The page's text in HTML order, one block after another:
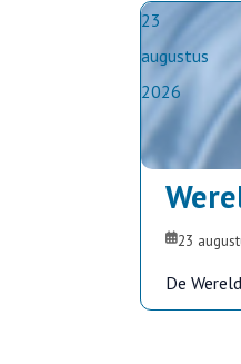
23
augustus
2026
23
De